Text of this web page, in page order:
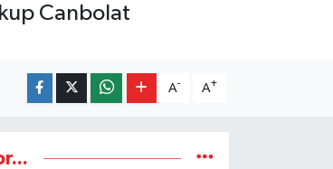
Canbolat
A- A+